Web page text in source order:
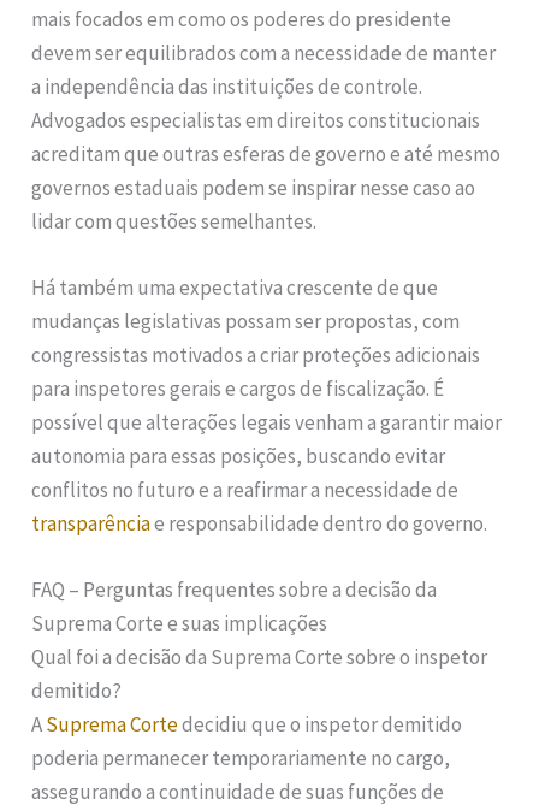
mais focados em como os poderes do presidente
devem ser equilibrados com a necessidade de manter
a independência das instituições de controle.
Advogados especialistas em direitos constitucionais
acreditam que outras esferas de governo e até mesmo
governos estaduais podem se inspirar nesse caso ao
lidar com questões semelhantes.
Há também uma expectativa crescente de que
mudanças legislativas possam ser propostas, com
congressistas motivados a criar proteções adicionais
para inspetores gerais e cargos de fiscalização. É
possível que alterações legais venham a garantir maior
autonomia para essas posições, buscando evitar
conflitos no futuro e a reafirmar a necessidade de
transparênciae responsabilidade dentro do governo.
FAQ – Perguntas frequentes sobre a decisão da
Suprema Corte e suas implicações
Qual foi a decisão da Suprema Corte sobre o inspetor
demitido?
ASuprema Cortedecidiu que o inspetor demitido
poderia permanecer temporariamente no cargo,
assegurando a continuidade de suas funções de